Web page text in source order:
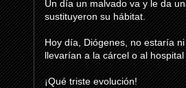
Un día un malvado va y le da
sustituyeron su hábitat.
Hoy día, Diógenes, no estaría
llevarían a la cárcel o al
¡Qué triste evolución!